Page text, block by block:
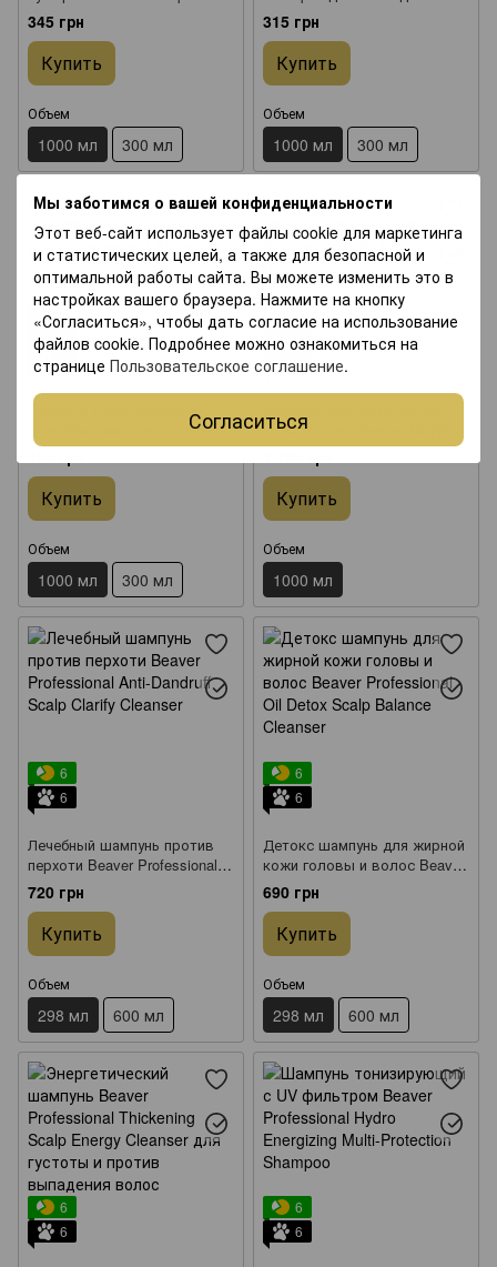
Мы заботимся о вашей конфиденциальности
Этот веб-сайт использует файлы cookie для маркетинга
и статистических целей, а также для безопасной и
оптимальной работы сайта. Вы можете изменить это в
настройках вашего браузера. Нажмите на кнопку
«Согласиться», чтобы дать согласие на использование
файлов cookie. Подробнее можно ознакомиться на
странице Пользовательское соглашение.
Согласиться
free Cream Shampoo 1 л
345 грн
Купить
Объем
1000 мл 300 мл
использования 1 л
315 грн
Купить
Объем
1000 мл 300 мл
Хит
6
6
Care Shampoo для гладкости
и блеска 1 л
Купить
Объем
1000 мл 300 мл
6
6
кожи головы Beaver Scalplife
Scalp Soothing-1 л
Купить
Объем
1000 мл
6
6
Лечебный шампунь против
перхоти Beaver Professional
Anti-Dandruff Scalp Clarify
Cleanser 298 мл
720 грн
Купить
Объем
298 мл 600 мл
6
6
Детокс шампунь для жирной
кожи головы и волос Beaver
Professional Oil Detox Scalp
Balance Cleanser 298 мл
690 грн
Купить
Объем
298 мл 600 мл
6
6
6
6